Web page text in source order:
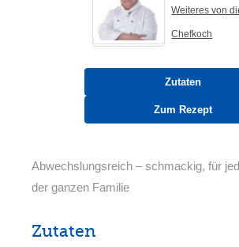
Weiteres von
Chefkoch
Zutaten
Zum Rezept
Abwechslungsreich – schmackig, für
der ganzen Familie
Zutaten